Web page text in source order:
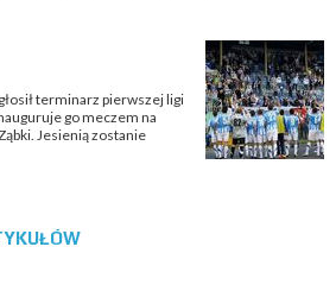
terminarz pierwszej ligi
go meczem na
Jesienią zostanie